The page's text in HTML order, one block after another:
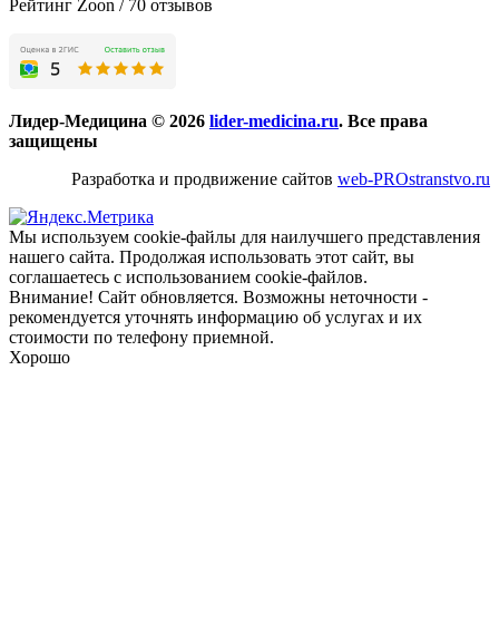
Рейтинг Zoon / 70 отзывов
Лидер-Медицина © 2026 lider-medicina.ru. Все права
защищены
Разработка и продвижение сайтов web-PROstranstvo.ru
Мы используем cookie-файлы для наилучшего представления
нашего сайта. Продолжая использовать этот сайт, вы
соглашаетесь с использованием cookie-файлов.
Внимание! Сайт обновляется. Возможны неточности -
рекомендуется уточнять информацию об услугах и их
стоимости по телефону приемной.
Хорошо